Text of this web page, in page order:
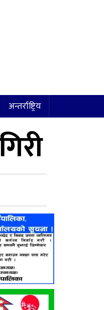
अन्तर्राष्ट्रिय